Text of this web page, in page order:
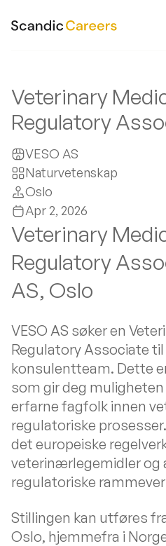
Veterinary
Regulatory
VESO AS
Naturvetenskap
Oslo
Apr 2, 2026
Veterinary
Regulatory
AS, Oslo
VESO AS søker en
Regulatory Associate
konsulentteam. Dette
som gir deg
erfarne fagfolk innen
regulatoriske
det europeiske
veterinærlegemidler og
regulatoriske
Stillingen kan utføres
Oslo, hjemmefra i